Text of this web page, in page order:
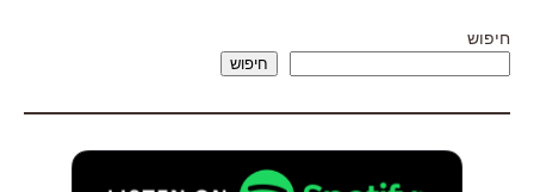
חיפוש
חיפוש